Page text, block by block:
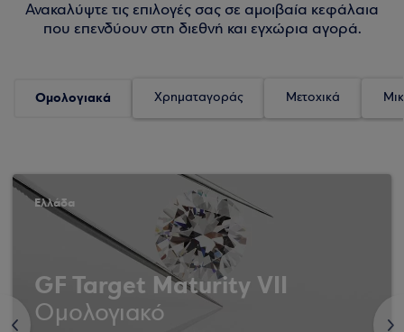
Ανακαλύψτε τις επιλογές σας σε αμοιβαία κεφάλαια
που επενδύουν στη διεθνή και εγχώρια αγορά.
Ομολογιακά Χρηματαγοράς Μετοχικά
< >
Ελλάδα
GF Target Maturity VII
Ομολογιακό